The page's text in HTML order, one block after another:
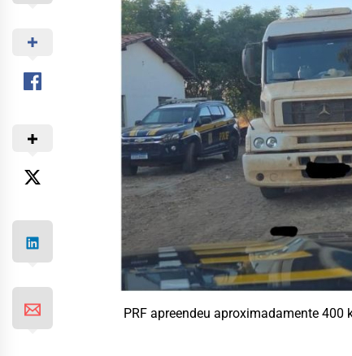
PRF apreendeu aproximadamente 400